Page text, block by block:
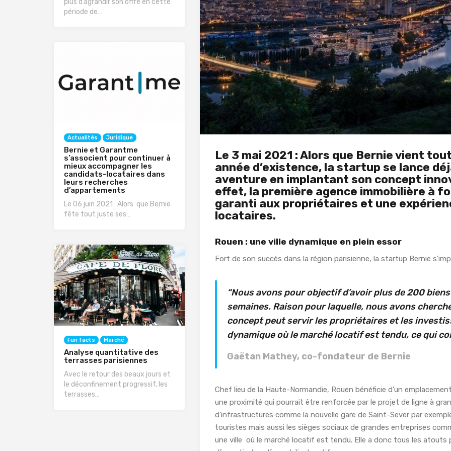
Le 3 mai 2021 : Alors que Bernie vient
année d’existence, la startup se lance
aventure en implantant son concept
effet, la première agence immobilière à
garanti aux propriétaires et une
locataires.
Rouen : une ville dynamique en plein essor
Fort de son succès dans la région parisienne, la startup Bernie
“Nous avons pour objectif d’avoir plus de 200
semaines. Raison pour laquelle, nous avons
concept peut servir les propriétaires et les
dynamique où le marché locatif est tendu, ce qui
Gaëtan Mathey, co-fondateur de Bernie
Chef lieu de la Haute-Normandie, Rouen bénéficie d’un
une proximité qui pourrait être renforcée par le projet de ligne à
d’infrastructures comme la nouvelle gare de Saint-Sever par
touristes mais aussi les sièges sociaux de grandes entreprises
une ville où le marché locatif est tendu. Elle a donc tous les atouts
plus d’agrandir son offre en cette
période de…
Actualités Juridique
Bernie et Garantme
s’associent pour continuer à
mieux accompagner les
candidats-locataires dans
leurs recherches
d’appartements
Le 06 juin 2021 : Alors que Bernie
fête tout juste ses…
Fun facts Marché
Analyse quantitative des
terrasses parisiennes
Avec le retour des beaux jours et
le déconfinement progressif, les
terrasses…